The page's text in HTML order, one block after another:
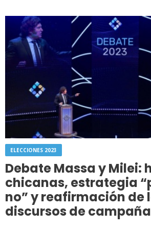
ELECCIONES 2023
Debate Massa y Milei:
chicanas, estrategia
no” y reafirmación de
discursos de campaña